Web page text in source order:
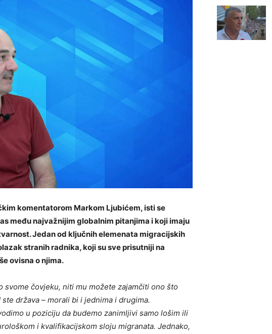
komentatorom Markom Ljubićem, isti se
među najvažnijim globalnim pitanjima i koji imaju
Jedan od ključnih elemenata migracijskih
stranih radnika, koji su sve prisutniji na
ovisna o njima.
čovjeku, niti mu možete zajamčiti ono što
država – morali bi i jednima i drugima.
u poziciju da budemo zanimljivi samo lošim ili
i kvalifikacijskom sloju migranata. Jednako,